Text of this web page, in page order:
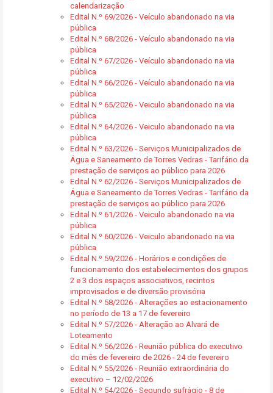
calendarização
Edital N.º 69/2026 - Veículo abandonado na via
pública
Edital N.º 68/2026 - Veículo abandonado na via
pública
Edital N.º 67/2026 - Veículo abandonado na via
pública
Edital N.º 66/2026 - Veículo abandonado na via
pública
Edital N.º 65/2026 - Veiculo abandonado na via
pública
Edital N.º 64/2026 - Veiculo abandonado na via
pública
Edital N.º 63/2026 - Serviços Municipalizados de
Água e Saneamento de Torres Vedras - Tarifário da
prestação de serviços ao público para 2026
Edital N.º 62/2026 - Serviços Municipalizados de
Água e Saneamento de Torres Vedras - Tarifário da
prestação de serviços ao público para 2026
Edital N.º 61/2026 - Veiculo abandonado na via
pública
Edital N.º 60/2026 - Veiculo abandonado na via
pública
Edital N.º 59/2026 - Horários e condições de
funcionamento dos estabelecimentos dos grupos
2 e 3 dos espaços associativos, recintos
improvisados e de diversão provisória
Edital N.º 58/2026 - Alterações ao estacionamento
no período de 13 a 17 de fevereiro
Edital N.º 57/2026 - Alteração ao Alvará de
Loteamento
Edital N.º 56/2026 - Reunião pública do executivo
do mês de fevereiro de 2026 - 24 de fevereiro
Edital N.º 55/2026 - Reunião extraordinária do
executivo – 12/02/2026
Edital N.º 54/2026 - Segundo sufrágio - 8 de